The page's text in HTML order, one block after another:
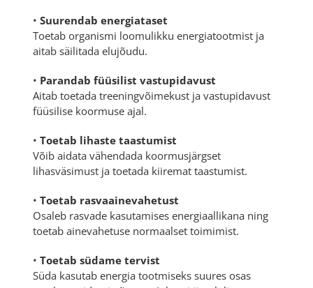
• Suurendab energiataset
Toetab organismi loomulikku energiatootmist ja
aitab säilitada elujõudu.
• Parandab füüsilist vastupidavust
Aitab toetada treeningvõimekust ja vastupidavust
füüsilise koormuse ajal.
• Toetab lihaste taastumist
Võib aidata vähendada koormusjärgset
lihasväsimust ja toetada kiiremat taastumist.
• Toetab rasvaainevahetust
Osaleb rasvade kasutamises energiaallikana ning
toetab ainevahetuse normaalset toimimist.
• Toetab südame tervist
Süda kasutab energia tootmiseks suures osas